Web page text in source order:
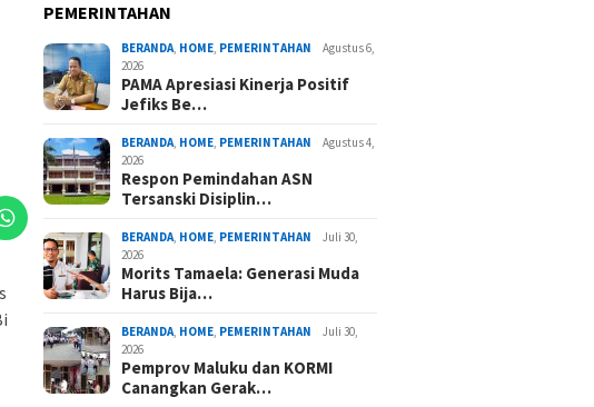
PEMERINTAHAN
BERANDA, HOME, PEMERINTAHAN
Agustus 6,
2026
PAMA Apresiasi Kinerja Positif
Jefiks Be…
BERANDA, HOME, PEMERINTAHAN
Agustus 4,
2026
Respon Pemindahan ASN
Tersanski Disiplin…
BERANDA, HOME, PEMERINTAHAN
Juli 30,
2026
Morits Tamaela: Generasi Muda
Harus Bija…
BERANDA, HOME, PEMERINTAHAN
Juli 30,
2026
Pemprov Maluku dan KORMI
Canangkan Gerak…